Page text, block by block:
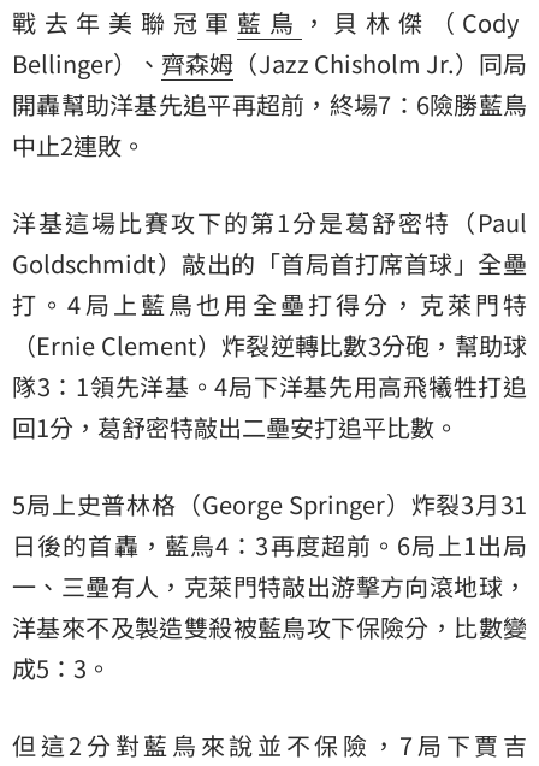
戰去年美聯冠軍 藍鳥 ，貝林傑（Cody
Bellinger）、 齊森姆 （Jazz Chisholm Jr.）同局
開轟幫助洋基先追平再超前，終場7：6險勝藍鳥
中止2連敗。
洋基這場比賽攻下的第1分是葛舒密特（Paul
Goldschmidt）敲出的「首局首打席首球」全壘
打。4局上藍鳥也用全壘打得分，克萊門特
（Ernie Clement）炸裂逆轉比數3分砲，幫助球
隊3：1領先洋基。4局下洋基先用高飛犧牲打追
回1分，葛舒密特敲出二壘安打追平比數。
5局上史普林格（George Springer）炸裂3月31
日後的首轟，藍鳥4：3再度超前。6局上1出局
一、三壘有人，克萊門特敲出游擊方向滾地球，
洋基來不及製造雙殺被藍鳥攻下保險分，比數變
成5：3。
但這2分對藍鳥來說並不保險，7局下賈吉